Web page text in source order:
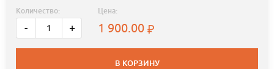
Количество:
- +
Цена:
1 900.00
В КОРЗИНУ